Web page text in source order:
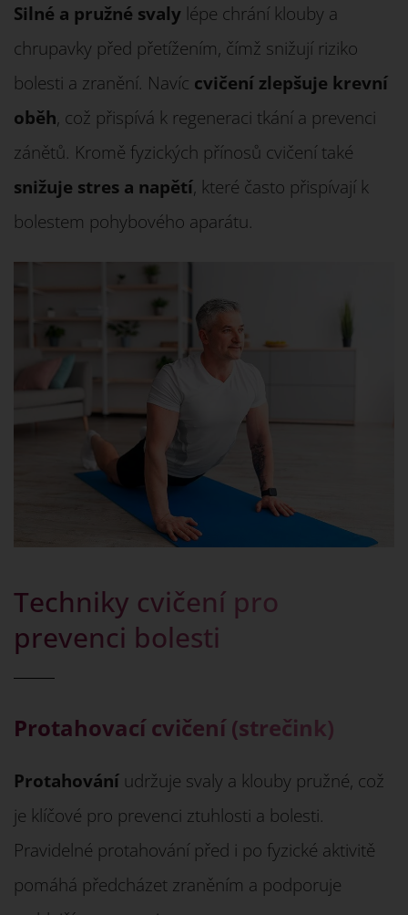
Silné a pružné svaly lépe chrání klouby a
chrupavky před přetížením, čímž snižují riziko
bolesti a zranění. Navíc cvičení zlepšuje krevní
oběh, což přispívá k regeneraci tkání a prevenci
zánětů. Kromě fyzických přínosů cvičení také
snižuje stres a napětí, které často přispívají k
bolestem pohybového aparátu.
Techniky cvičení pro
prevenci bolesti
Protahovací cvičení (strečink)
Protahování udržuje svaly a klouby pružné, což
je klíčové pro prevenci ztuhlosti a bolesti.
Pravidelné protahování před i po fyzické aktivitě
pomáhá předcházet zraněním a podporuje